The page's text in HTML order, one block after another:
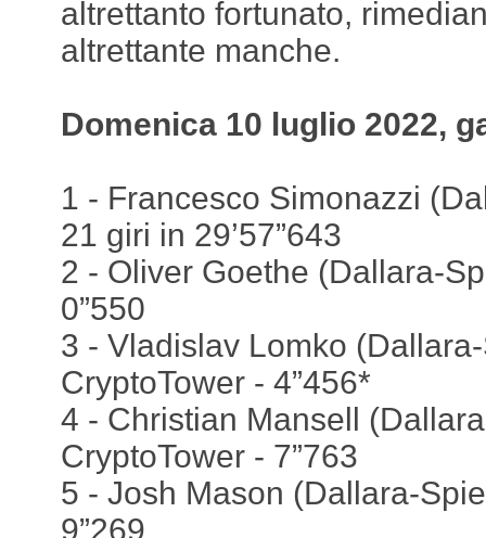
altrettanto fortunato,
altrettante manche.
Domenica 10 luglio 2022,
1 - Francesco Simonazzi
21 giri in 29’57”643
2 - Oliver Goethe (Dallara-
0”550
3 - Vladislav Lomko
CryptoTower - 4”456*
4 - Christian Mansell
CryptoTower - 7”763
5 - Josh Mason (Dallara-
9”269